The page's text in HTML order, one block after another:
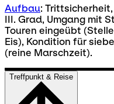
Aufbau:
III. Grad, Umgang mit
Touren eingeübt
Eis), Kondition für
(reine Marschzeit).
Treffpunkt & Reise